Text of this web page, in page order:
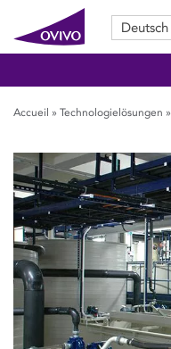
Deutsch
Accueil » Technologielösungen »